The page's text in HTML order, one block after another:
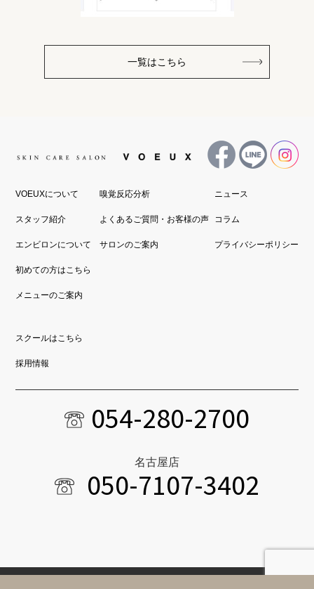
一覧はこちら
VOEUXについて
スタッフ紹介
エンビロンについて
初めての方はこちら
メニューのご案内
スクールはこちら
採用情報
嗅覚反応分析
よくあるご質問・お客様の声
サロンのご案内
ニュース
コラム
プライバシーポリシー
054-280-2700
名古屋店
050-7107-3402